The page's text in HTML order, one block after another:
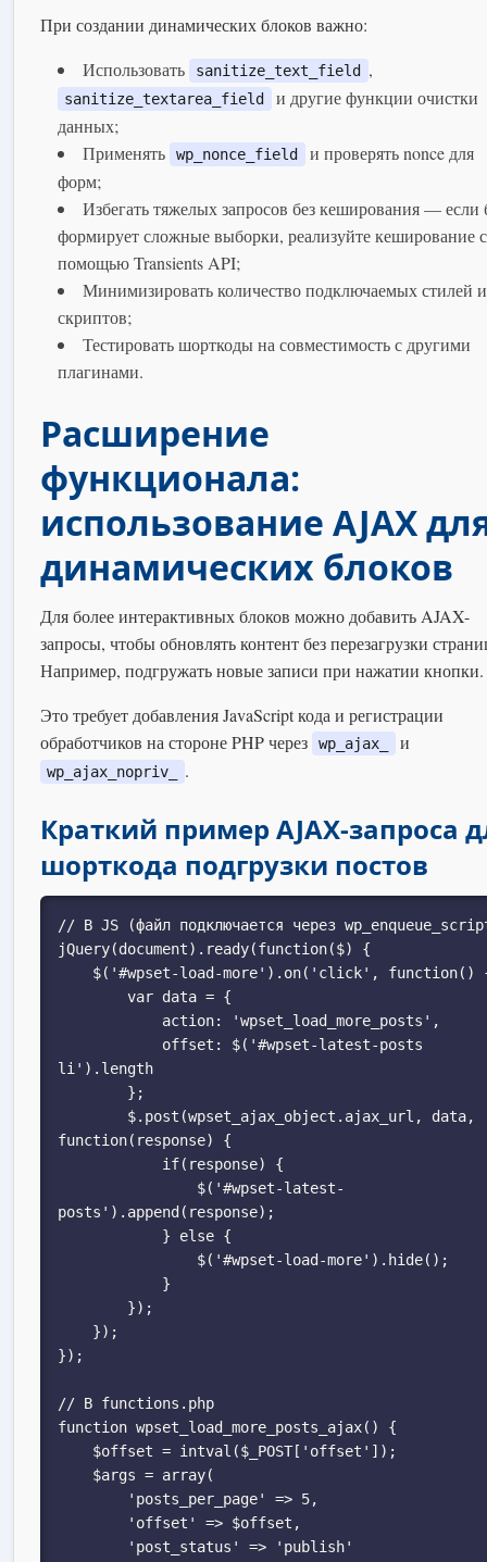
При создании динамических блоков важно:
Использовать
sanitize_text_field ,
sanitize_textarea_field
и другие функции очистки
данных;
Применять
wp_nonce_field
и проверять nonce для
форм;
Избегать тяжелых запросов без кеширования — если
формирует сложные выборки, реализуйте кеширование с
помощью Transients API;
Минимизировать количество подключаемых стилей и
скриптов;
Тестировать шорткоды на совместимость с другими
плагинами.
Расширение
функционала:
использование AJAX
динамических блоков
Для более интерактивных блоков можно добавить AJAX-
запросы, чтобы обновлять контент без перезагрузки
Например, подгружать новые записи при нажатии кнопки.
Это требует добавления JavaScript кода и регистрации
обработчиков на стороне PHP через
wp_ajax_ и
wp_ajax_nopriv_ .
Краткий пример AJAX-запроса
шорткода подгрузки постов
// В JS (файл подключается через
jQuery(document).ready(function($) {
li').length
function(response) {
posts').append(response);
});
// В functions.php
function wpset_load_more_posts_ajax() {